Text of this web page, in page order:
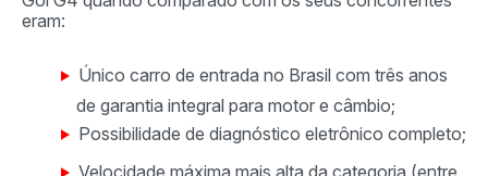
eram:
Único carro de entrada no Brasil com três anos
de garantia integral para motor e câmbio;
Possibilidade de diagnóstico eletrônico completo;
Velocidade máxima mais alta da categoria (entre